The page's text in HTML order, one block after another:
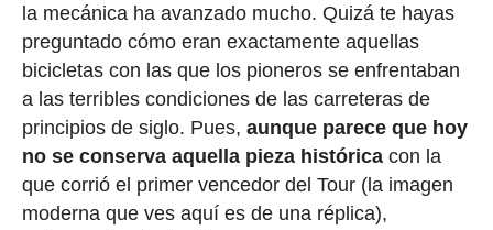
la mecánica ha avanzado mucho. Quizá te hayas
preguntado cómo eran exactamente aquellas
bicicletas con las que los pioneros se enfrentaban
a las terribles condiciones de las carreteras de
principios de siglo. Pues, aunque parece que hoy
no se conserva aquella pieza históricacon la
que corrió el primer vencedor del Tour (la imagen
moderna que ves aquí es de una réplica),